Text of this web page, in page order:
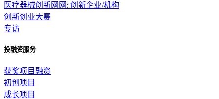
医疗器械创新网网: 创新企业/机构
创新创业大赛
专访
投融资服务
获奖项目融资
初创项目
成长项目